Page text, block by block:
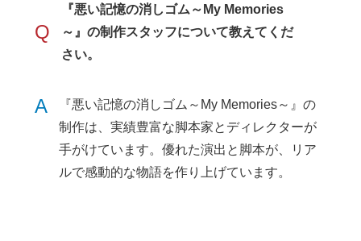
Q
『悪い記憶の消しゴム～My Memories
～』の制作スタッフについて教えてくだ
さい。
A
『悪い記憶の消しゴム～My Memories～』の
制作は、実績豊富な脚本家とディレクターが
手がけています。優れた演出と脚本が、リア
ルで感動的な物語を作り上げています。